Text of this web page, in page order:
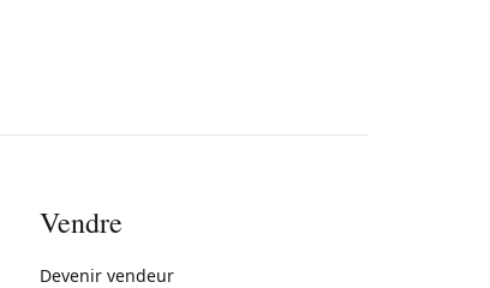
Vendre
Devenir vendeur